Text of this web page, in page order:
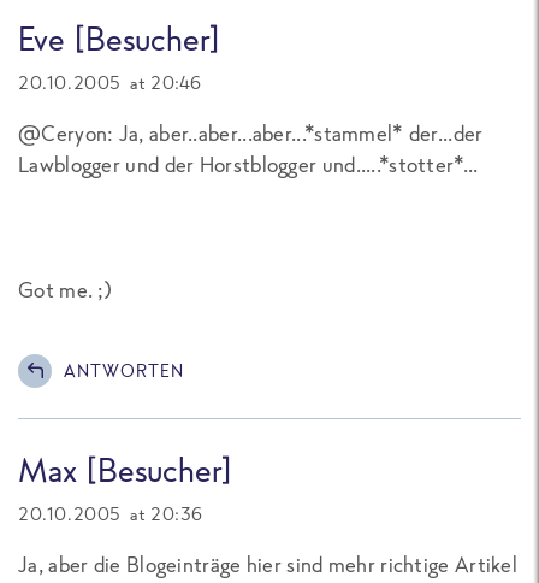
Eve [Besucher]
20.10.2005 at 20:46
@Ceryon: Ja, aber..aber...aber...*stammel* der...der
Lawblogger und der Horstblogger und.....*stotter*...
Got me. ;)
ANTWORTEN
Max [Besucher]
20.10.2005 at 20:36
Ja, aber die Blogeinträge hier sind mehr richtige Artikel